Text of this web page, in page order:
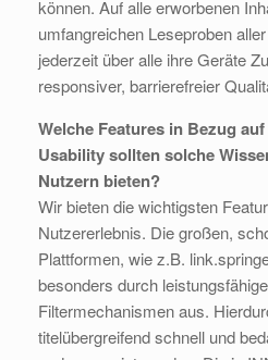
können. Auf alle erworbenen
umfangreichen Leseproben
jederzeit über alle ihre Geräte
responsiver, barrierefreier
Welche Features in Bezug
Usability sollten solche
Nutzern bieten?
Wir bieten die wichtigsten
Nutzererlebnis. Die großen,
Plattformen, wie z.B.
besonders durch
Filtermechanismen aus.
titelübergreifend schnell und